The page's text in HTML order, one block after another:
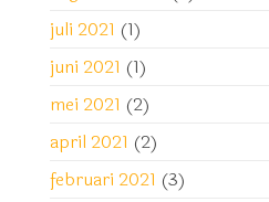
juli 2021 (1)
juni 2021 (1)
mei 2021 (2)
april 2021 (2)
februari 2021 (3)